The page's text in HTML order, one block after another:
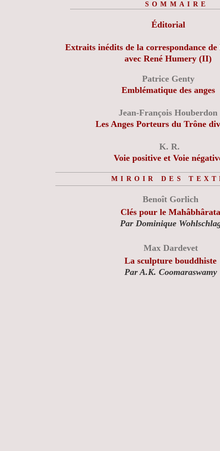
SOMMAIRE
Éditorial
Extraits inédits de la correspondance de
avec René Humery (II)
Patrice Genty
Emblématique des anges
Jean-François Houberdon
Les Anges Porteurs du Trône
K. R.
Voie positive et Voie
MIROIR DES
Benoît Gorlich
Clés pour le Mahâbhârata
Par Dominique Woh
Max Dardevet
La sculpture bouddhiste
Par A.K. Coomaraswamy